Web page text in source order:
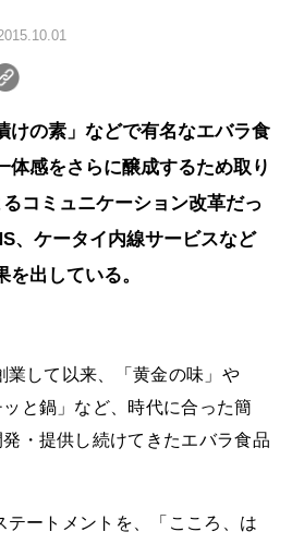
けの素」などで有名なエバラ食
体感をさらに醸成するため取り
コミュニケーション改革だっ
、ケータイ内線サービスなど
出している。
業して以来、「黄金の味」や
ッと鍋」など、時代に合った簡
・提供し続けてきたエバラ食品
テートメントを、「こころ、は